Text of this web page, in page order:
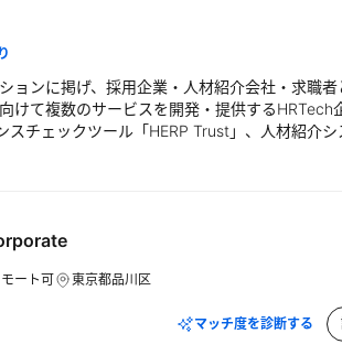
ョンに掲げ、採用企業・人材紹介会社・求職
けて複数のサービスを開発・提供するHRTech
チェックツール「HERP Trust」、人材紹介シ
材の最適なマッチングの実現を目指している。
ート可 東京都品川区
マッチ度を診断する